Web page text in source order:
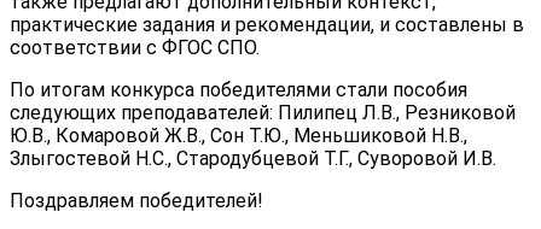
практические задания и рекомендации, и составлены в
соответствии с ФГОС СПО.
По итогам конкурса победителями стали пособия
следующих преподавателей: Пилипец Л.В., Резниковой
Ю.В., Комаровой Ж.В., Сон Т.Ю., Меньшиковой Н.В.,
Злыгостевой Н.С., Стародубцевой Т.Г., Суворовой И.В.
Поздравляем победителей!